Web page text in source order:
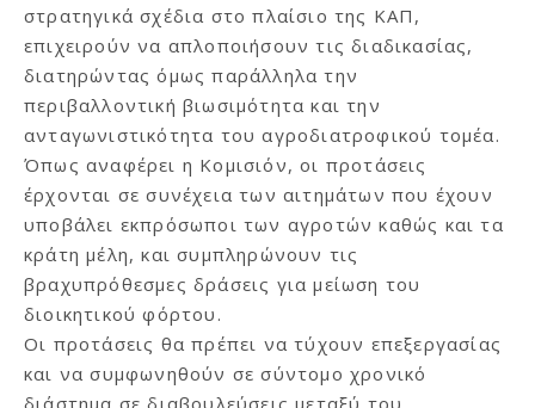
στρατηγικά σχέδια στο πλαίσιο της ΚΑΠ,
επιχειρούν να απλοποιήσουν τις διαδικασίας,
διατηρώντας όμως παράλληλα την
περιβαλλοντική βιωσιμότητα και την
ανταγωνιστικότητα του αγροδιατροφικού τομέα.
Όπως αναφέρει η Κομισιόν, οι προτάσεις
έρχονται σε συνέχεια των αιτημάτων που έχουν
υποβάλει εκπρόσωποι των αγροτών καθώς και τα
κράτη μέλη, και συμπληρώνουν τις
βραχυπρόθεσμες δράσεις για μείωση του
διοικητικού φόρτου.
Οι προτάσεις θα πρέπει να τύχουν επεξεργασίας
και να συμφωνηθούν σε σύντομο χρονικό